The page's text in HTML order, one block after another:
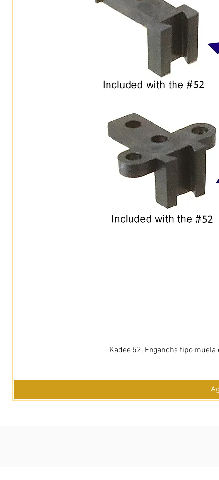
Kadee 52, Enganche tipo